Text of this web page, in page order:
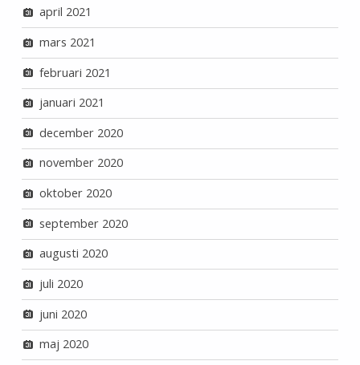
april 2021
mars 2021
februari 2021
januari 2021
december 2020
november 2020
oktober 2020
september 2020
augusti 2020
juli 2020
juni 2020
maj 2020